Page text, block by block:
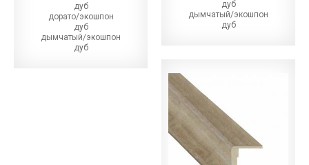
дуб
дорато/экошпон
дуб
дымчатый/экошпон
дуб
дуб
дымчатый/экошпон
дуб
(+10.00 грн)
дуб
светлый/экошпон
шале/ПВХ
(+10.00 грн)